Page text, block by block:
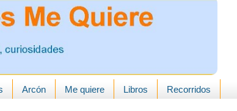
Arcón Me quiere Libros Recorridos